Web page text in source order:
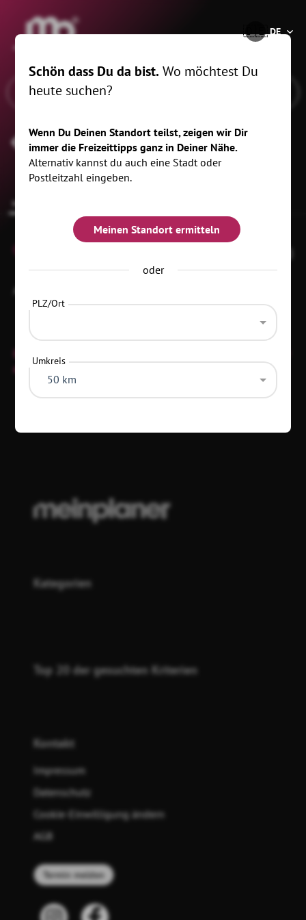
®
🇩🇪DE
Schäferei und Spinnstube Manja
Drutschmann
Infos zur Location
Am Dorfbach 10
an Veranstaltungstagen offen.
Diese Daten wurden vor 8 Monaten aktualisiert
Kategorien
Top 20 der gesuchten Kriterien
Kontakt
Impressum
Datenschutz
Cookie-Einwilligung ändern
AGB
Termin melden
Schön dass Du da bist. Wo möchtest Du
heute suchen?
Wenn Du Deinen Standort teilst, zeigen wir Dir
immer die Freizeittipps ganz in Deiner Nähe.
Alternativ kannst du auch eine Stadt oder
Postleitzahl eingeben.
Meinen Standort ermitteln
oder
PLZ/Ort
Umkreis
50 km